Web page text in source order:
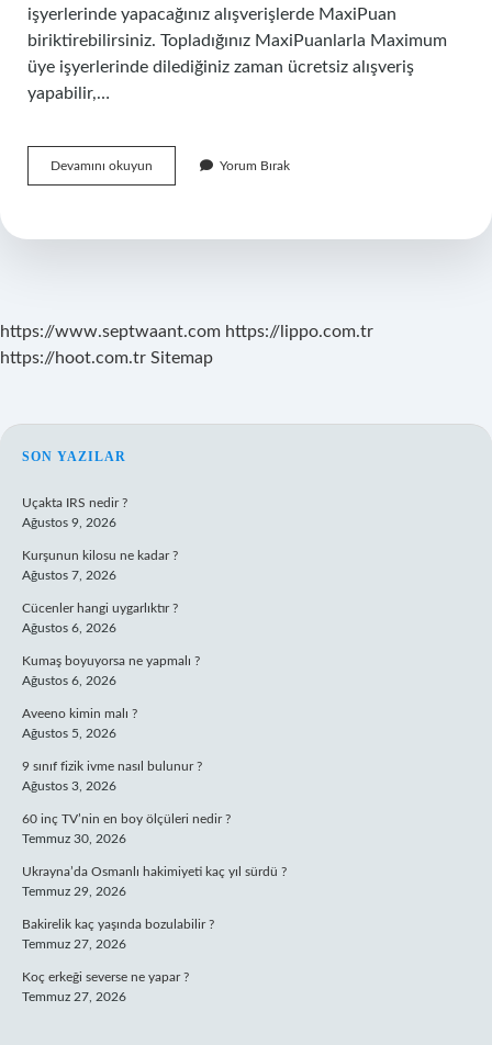
işyerlerinde yapacağınız alışverişlerde MaxiPuan
biriktirebilirsiniz. Topladığınız MaxiPuanlarla Maximum
üye işyerlerinde dilediğiniz zaman ücretsiz alışveriş
yapabilir,…
Devamını okuyun
Bankası
Nedir
Yorum Bırak
https://www.septwaant.com https://lippo.com.tr
https://hoot.com.tr Sitemap
SIDEBAR
SON YAZILAR
Uçakta IRS nedir ?
Ağustos 9, 2026
Kurşunun kilosu ne kadar ?
Ağustos 7, 2026
Cücenler hangi uygarlıktır ?
Ağustos 6, 2026
Kumaş boyuyorsa ne yapmalı ?
Ağustos 6, 2026
Aveeno kimin malı ?
Ağustos 5, 2026
9 sınıf fizik ivme nasıl bulunur ?
Ağustos 3, 2026
60 inç TV’nin en boy ölçüleri nedir ?
Temmuz 30, 2026
Ukrayna’da Osmanlı hakimiyeti kaç yıl sürdü ?
Temmuz 29, 2026
Bakirelik kaç yaşında bozulabilir ?
Temmuz 27, 2026
Koç erkeği severse ne yapar ?
Temmuz 27, 2026